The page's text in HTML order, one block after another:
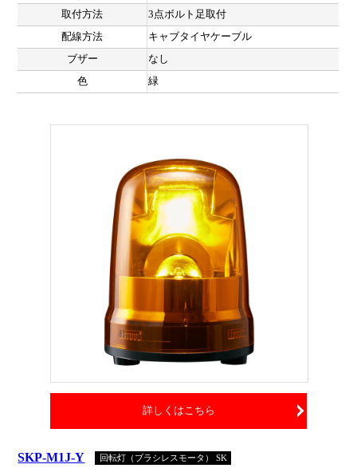
取付方法
3点ボルト足取付
配線方法
キャブタイヤケーブル
ブザー
なし
色
緑
詳しくはこちら
SKP-M1J-Y 回転灯（ブラシレスモータ） SK